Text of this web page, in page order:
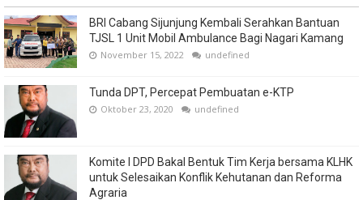
BRI Cabang Sijunjung Kembali Serahkan Bantuan
TJSL 1 Unit Mobil Ambulance Bagi Nagari Kamang
November 15, 2022 undefined
Tunda DPT, Percepat Pembuatan e-KTP
Oktober 23, 2020 undefined
Komite I DPD Bakal Bentuk Tim Kerja bersama KLHK
untuk Selesaikan Konflik Kehutanan dan Reforma
Agraria